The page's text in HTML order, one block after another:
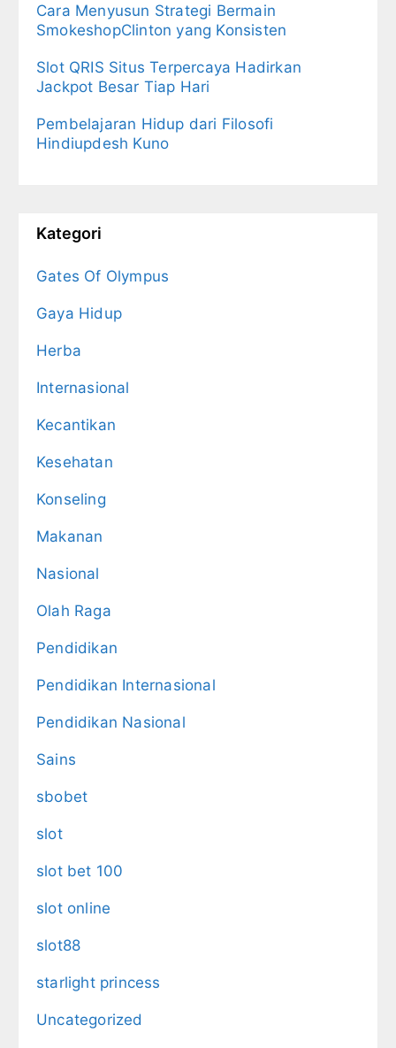
Cara Menyusun Strategi Bermain
SmokeshopClinton yang Konsisten
Slot QRIS Situs Terpercaya Hadirkan
Jackpot Besar Tiap Hari
Pembelajaran Hidup dari Filosofi
Hindiupdesh Kuno
Kategori
Gates Of Olympus
Gaya Hidup
Herba
Internasional
Kecantikan
Kesehatan
Konseling
Makanan
Nasional
Olah Raga
Pendidikan
Pendidikan Internasional
Pendidikan Nasional
Sains
sbobet
slot
slot bet 100
slot online
slot88
starlight princess
Uncategorized